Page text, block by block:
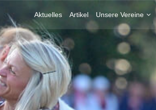
Aktuelles Artikel Unsere Vereine